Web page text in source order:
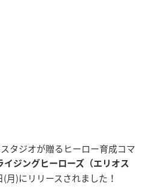
タジオが贈るヒーロー育成コマ
イジングヒーローズ（エリオス
月)にリリースされました！